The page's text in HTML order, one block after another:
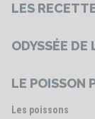
LES
ODYSSÉE DE
LE POISSON
Les poissons